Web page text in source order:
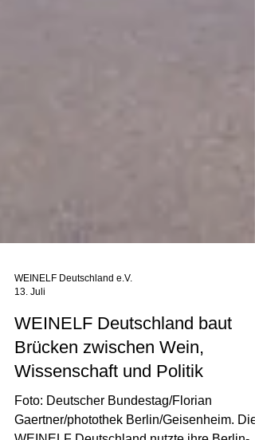
13. Juli
WEINELF Deutschland baut
Brücken zwischen Wein,
Wissenschaft und Politik
Foto: Deutscher Bundestag/Florian